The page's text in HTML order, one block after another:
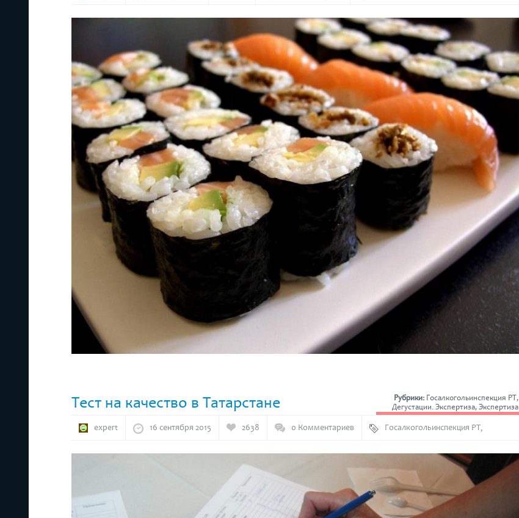
Тест на качество в Татарстане Рубрики: Госалкогольинспекция РТ,
Дегустации. Экспертиза,Экспертиза
expert 16 сентября 2015 2638 0 Комментариев Госалкогольинспекция РТ,
Качество,Роскачество,
Тест-Татарстан
ЦСМ Татарстан